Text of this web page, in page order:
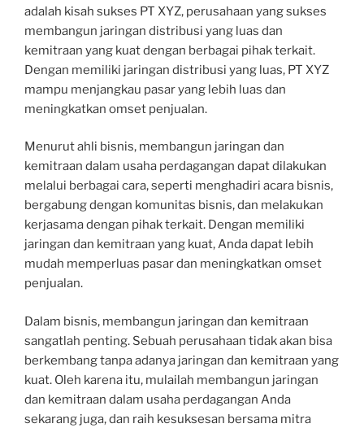
adalah kisah sukses PT XYZ, perusahaan yang sukses
membangun jaringan distribusi yang luas dan
kemitraan yang kuat dengan berbagai pihak terkait.
Dengan memiliki jaringan distribusi yang luas, PT XYZ
mampu menjangkau pasar yang lebih luas dan
meningkatkan omset penjualan.
Menurut ahli bisnis, membangun jaringan dan
kemitraan dalam usaha perdagangan dapat dilakukan
melalui berbagai cara, seperti menghadiri acara bisnis,
bergabung dengan komunitas bisnis, dan melakukan
kerjasama dengan pihak terkait. Dengan memiliki
jaringan dan kemitraan yang kuat, Anda dapat lebih
mudah memperluas pasar dan meningkatkan omset
penjualan.
Dalam bisnis, membangun jaringan dan kemitraan
sangatlah penting. Sebuah perusahaan tidak akan bisa
berkembang tanpa adanya jaringan dan kemitraan yang
kuat. Oleh karena itu, mulailah membangun jaringan
dan kemitraan dalam usaha perdagangan Anda
sekarang juga, dan raih kesuksesan bersama mitra